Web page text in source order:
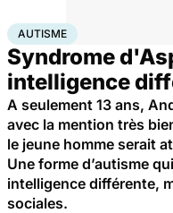
AccueilSanté
AUTISME
Syndrome
intelligence
A seulement 13 ans,
avec la mention très
le jeune homme serait
Une forme d’autisme
intelligence différente,
sociales.